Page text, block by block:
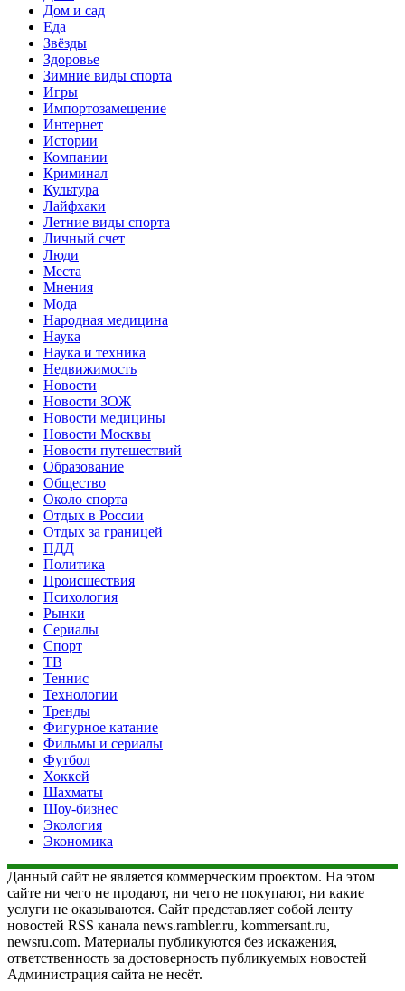
Дом и сад
Еда
Звёзды
Здоровье
Зимние виды спорта
Игры
Импортозамещение
Интернет
Истории
Компании
Криминал
Культура
Лайфхаки
Летние виды спорта
Личный счет
Люди
Места
Мнения
Мода
Народная медицина
Наука
Наука и техника
Недвижимость
Новости
Новости ЗОЖ
Новости медицины
Новости Москвы
Новости путешествий
Образование
Общество
Около спорта
Отдых в России
Отдых за границей
ПДД
Политика
Происшествия
Психология
Рынки
Сериалы
Спорт
ТВ
Теннис
Технологии
Тренды
Фигурное катание
Фильмы и сериалы
Футбол
Хоккей
Шахматы
Шоу-бизнес
Экология
Экономика
Данный сайт не является коммерческим проектом. На этом
сайте ни чего не продают, ни чего не покупают, ни какие
услуги не оказываются. Сайт представляет собой ленту
новостей RSS канала news.rambler.ru, kommersant.ru,
newsru.com. Материалы публикуются без искажения,
ответственность за достоверность публикуемых новостей
Администрация сайта не несёт.